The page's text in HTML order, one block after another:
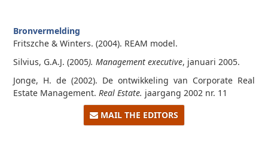
Bronvermelding
Fritszche & Winters. (2004). REAM model.
Silvius, G.A.J. (2005). Management executive, januari 2005.
Jonge, H. de (2002). De ontwikkeling van Corporate Real
Estate Management. Real Estate. jaargang 2002 nr. 11
MAIL THE EDITORS